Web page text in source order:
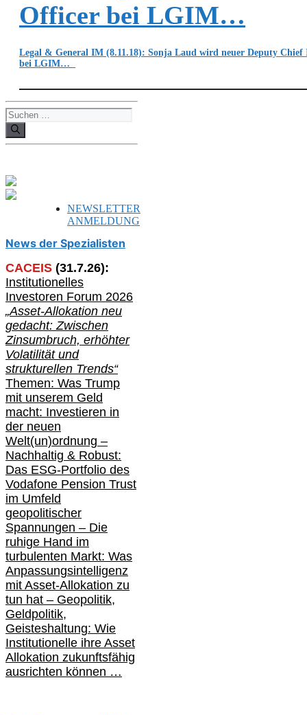
Officer bei LGIM…
Legal & General IM (8.11.18): Sonja Laud wird neuer Deputy Chief
bei LGIM…
Suchen
nach:
NEWSLETTER
ANMELDUNG
News der Spezialisten
CACEIS (31.7.26):
Institutionelles
Investoren Forum 2026
„Asset-Allokation neu
gedacht: Zwischen
Zinsumbruch, erhöhter
Volatilität und
strukturellen Trends“
Themen: Was Trump
mit unserem Geld
macht: Investieren in
der neuen
Welt(un)ordnung –
Nachhaltig & Robust:
Das ESG-Portfolio des
Vodafone Pension Trust
im Umfeld
geopolitischer
Spannungen – Die
ruhige Hand im
turbulenten Markt: Was
Anpassungsintelligenz
mit Asset-Allokation zu
tun hat – Geopolitik,
Geldpolitik,
Geisteshaltung: Wie
Institutionelle ihre Asset
Allokation zukunftsfähig
ausrichten können …